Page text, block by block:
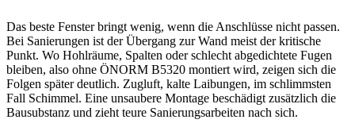
Das beste Fenster bringt wenig, wenn die Anschlüsse nicht passen.
Bei Sanierungen ist der Übergang zur Wand meist der kritische
Punkt. Wo Hohlräume, Spalten oder schlecht abgedichtete Fugen
bleiben, also ohne ÖNORM B5320 montiert wird, zeigen sich die
Folgen später deutlich. Zugluft, kalte Laibungen, im schlimmsten
Fall Schimmel. Eine unsaubere Montage beschädigt zusätzlich die
Bausubstanz und zieht teure Sanierungsarbeiten nach sich.